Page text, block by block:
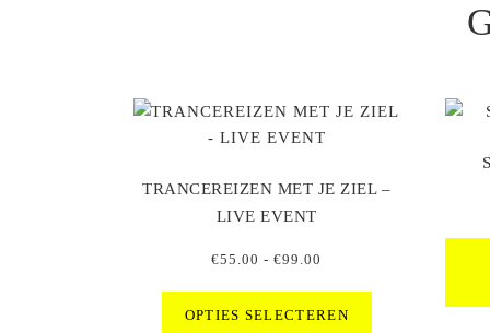
TRANCEREIZEN MET JE ZIEL –
LIVE EVENT
€55.00 - €99.00
€99.00
OPTIES SELECTEREN
Dit